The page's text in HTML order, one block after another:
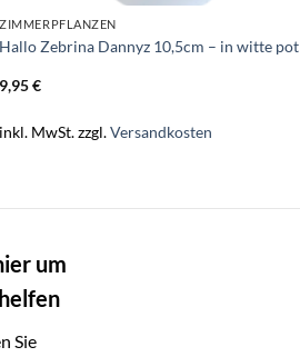
ZIMMERPFLANZEN
Hallo Zebrina Dannyz 10,5cm – in witte pot
9,95€
inkl. MwSt.zzgl.Versandkosten
um
Sie